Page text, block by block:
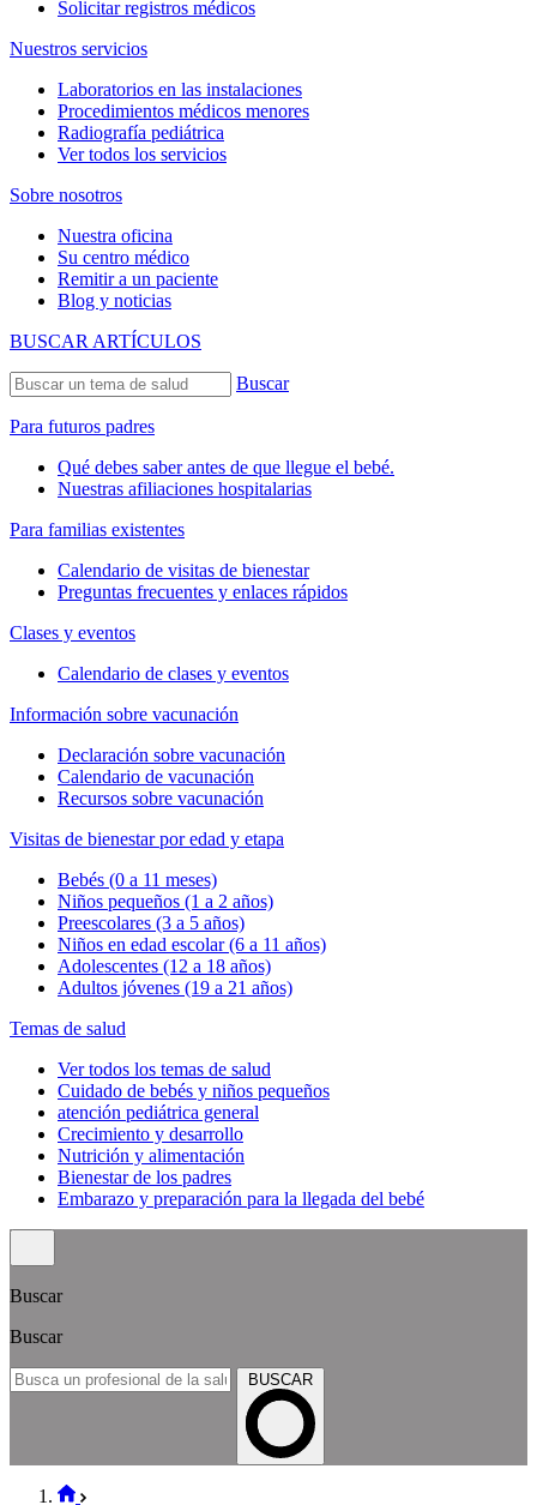
Solicitar registros médicos
Nuestros servicios
Laboratorios en las instalaciones
Procedimientos médicos menores
Radiografía pediátrica
Ver todos los servicios
Sobre nosotros
Nuestra oficina
Su centro médico
Remitir a un paciente
Blog y noticias
BUSCAR ARTÍCULOS
Buscar
Para futuros padres
Qué debes saber antes de que llegue el bebé.
Nuestras afiliaciones hospitalarias
Para familias existentes
Calendario de visitas de bienestar
Preguntas frecuentes y enlaces rápidos
Clases y eventos
Calendario de clases y eventos
Información sobre vacunación
Declaración sobre vacunación
Calendario de vacunación
Recursos sobre vacunación
Visitas de bienestar por edad y etapa
Bebés (0 a 11 meses)
Niños pequeños (1 a 2 años)
Preescolares (3 a 5 años)
Niños en edad escolar (6 a 11 años)
Adolescentes (12 a 18 años)
Adultos jóvenes (19 a 21 años)
Temas de salud
Ver todos los temas de salud
Cuidado de bebés y niños pequeños
atención pediátrica general
Crecimiento y desarrollo
Nutrición y alimentación
Bienestar de los padres
Embarazo y preparación para la llegada del bebé
Buscar
Buscar
BUSCAR